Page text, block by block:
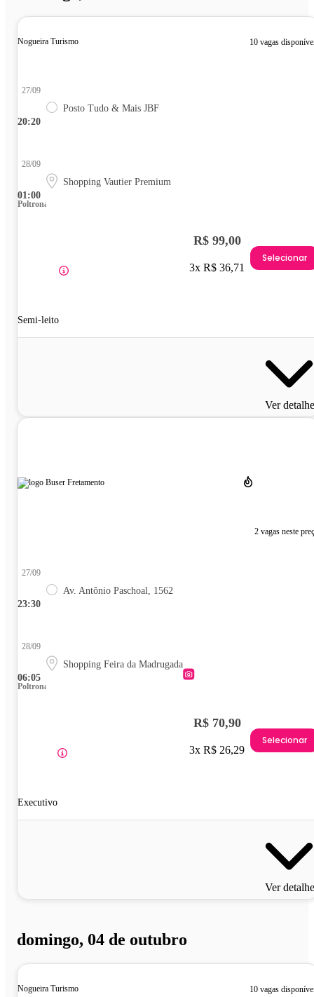
Nogueira Turismo 10 vagas
20:20
27/09
Posto Tudo & Mais JBF
01:00
28/09
Shopping Vautier Premium
Poltrona
Semi-leito
R$ 99,00
3x R$ 36,71
Selecionar
Ver
2 vagas neste
23:30
27/09
Av. Antônio Paschoal, 1562
06:05
28/09
Shopping Feira da Madrugada
Poltrona
Executivo
R$ 70,90
3x R$ 26,29
Selecionar
Ver
domingo, 04 de outubro
Nogueira Turismo 10 vagas